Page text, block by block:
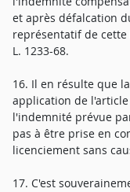
et après défalcation
représentatif de
L. 1233-68.
16. Il en résulte que
application de
l'indemnité prévue
pas à être prise en
licenciement sans
17. C'est